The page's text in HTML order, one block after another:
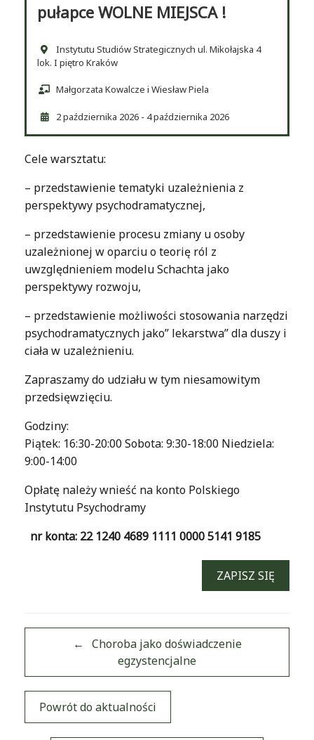
pułapce WOLNE MIEJSCA !
Instytutu Studiów Strategicznych ul. Mikołajska 4
lok. I piętro Kraków
Małgorzata Kowalcze i Wiesław Piela
2 października 2026 - 4 października 2026
Cele warsztatu:
– przedstawienie tematyki uzależnienia z
perspektywy psychodramatycznej,
– przedstawienie procesu zmiany u osoby
uzależnionej w oparciu o teorię ról z
uwzględnieniem modelu Schachta jako
perspektywy rozwoju,
– przedstawienie możliwości stosowania narzędzi
psychodramatycznych jako” lekarstwa” dla duszy i
ciała w uzależnieniu.
Zapraszamy do udziału w tym niesamowitym
przedsięwzięciu.
Godziny:
Piątek: 16:30-20:00 Sobota: 9:30-18:00 Niedziela:
9:00-14:00
Opłatę należy wnieść na konto Polskiego
Instytutu Psychodramy
nr konta: 22 1240 4689 1111 0000 5141 9185
ZAPISZ SIĘ
Post navigation
←
Choroba jako doświadczenie
egzystencjalne
Powrót do aktualności